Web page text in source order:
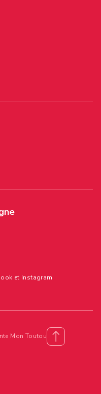
et Instagram
Mon Toutou